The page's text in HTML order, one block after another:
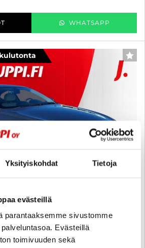
Yksityiskohdat Tietoja
evästeillä
parantaaksemme sivustomme
Evästeillä
toimivuuden sekä
WHATSAPP
kk korotonta ja kulutonta maksuaikaa! -